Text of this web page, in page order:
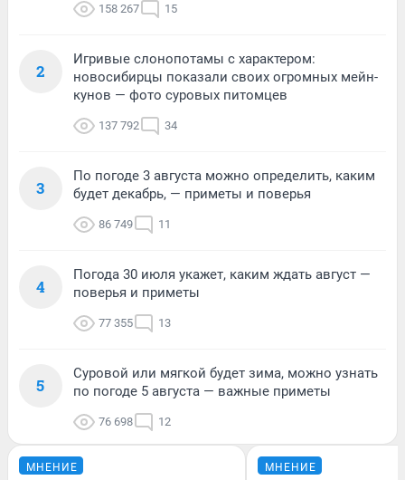
158 267 15
2
Игривые слонопотамы с характером:
новосибирцы показали своих огромных мейн-
кунов — фото суровых питомцев
137 792 34
3
По погоде 3 августа можно определить, каким
будет декабрь, — приметы и поверья
86 749 11
4
Погода 30 июля укажет, каким ждать август —
поверья и приметы
77 355 13
5
Суровой или мягкой будет зима, можно узнать
по погоде 5 августа — важные приметы
76 698 12
МНЕНИЕ МНЕНИЕ